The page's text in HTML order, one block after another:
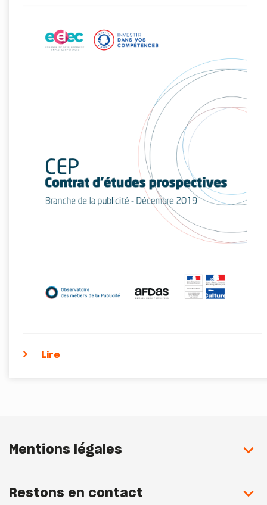
Lire
Mentions légales
Restons en contact